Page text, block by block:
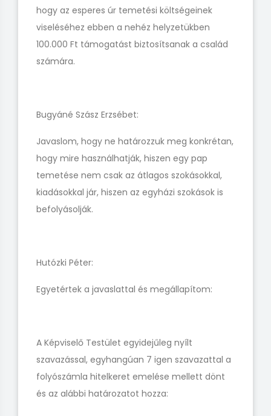
hogy az esperes úr temetési költségeinek
viseléséhez ebben a nehéz helyzetükben
100.000 Ft támogatást biztosítsanak a család
számára.
Bugyáné Szász Erzsébet:
Javaslom, hogy ne határozzuk meg konkrétan,
hogy mire használhatják, hiszen egy pap
temetése nem csak az átlagos szokásokkal,
kiadásokkal jár, hiszen az egyházi szokások is
befolyásolják.
Hutózki Péter:
Egyetértek a javaslattal és megállapítom:
A Képviselő Testület egyidejűleg nyílt
szavazással, egyhangúan 7 igen szavazattal a
folyószámla hitelkeret emelése mellett dönt
és az alábbi határozatot hozza: